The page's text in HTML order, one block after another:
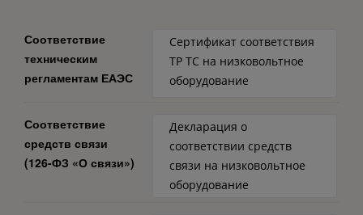
Соответствие
техническим
регламентам ЕАЭС
Сертификат соответствия
ТР ТС на низковольтное
оборудование
Соответствие
средств связи
(126-ФЗ «О связи»)
Декларация о
соответствии средств
связи на низковольтное
оборудование